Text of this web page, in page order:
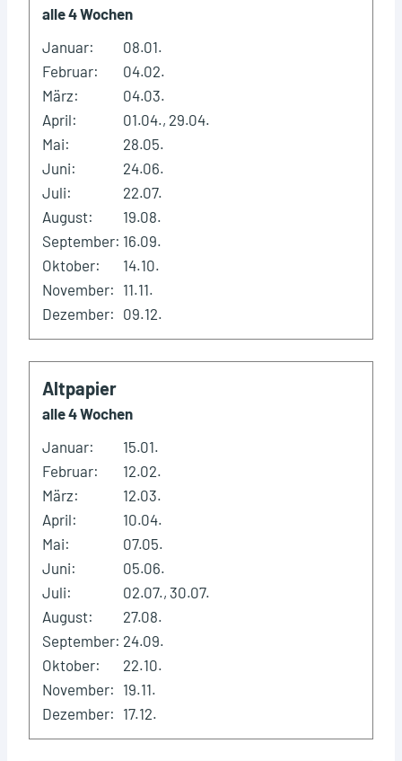
alle 4 Wochen
Januar:
08.01.
Februar:
04.02.
März:
04.03.
April:
01.04., 29.04.
Mai:
28.05.
Juni:
24.06.
Juli:
22.07.
August:
19.08.
September: 16.09.
Oktober:
14.10.
November: 11.11.
Dezember: 09.12.
Altpapier
alle 4 Wochen
Januar:
15.01.
Februar:
12.02.
März:
12.03.
April:
10.04.
Mai:
07.05.
Juni:
05.06.
Juli:
02.07., 30.07.
August:
27.08.
September: 24.09.
Oktober:
22.10.
November: 19.11.
Dezember: 17.12.